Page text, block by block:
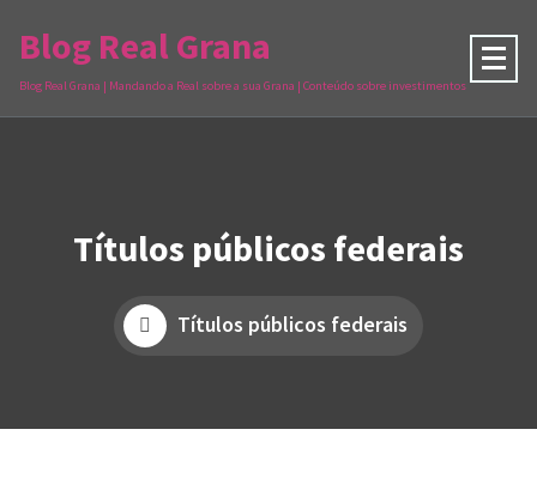
Blog Real Grana
Blog Real Grana | Mandando a Real sobre a sua Grana | Conteúdo sobre investimentos
Títulos públicos federais
Títulos públicos federais